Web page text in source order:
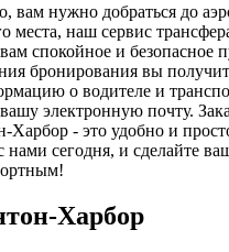
вам нужно добраться до
места, наш сервис
спокойное и безопасное
бронирования вы
о водителе и
электронную почту.
Харбор - это удобно и
нами сегодня, и сделайте
Харбор